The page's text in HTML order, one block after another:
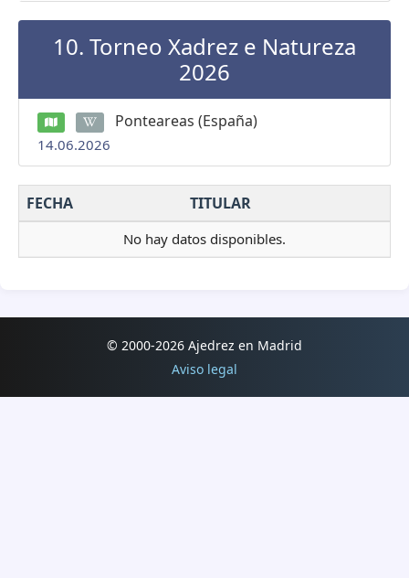
10. Torneo Xadrez e Natureza
2026
Ponteareas (España)
14.06.2026
FECHA TITULAR
No hay datos disponibles.
© 2000-2026 Ajedrez en Madrid
Aviso legal